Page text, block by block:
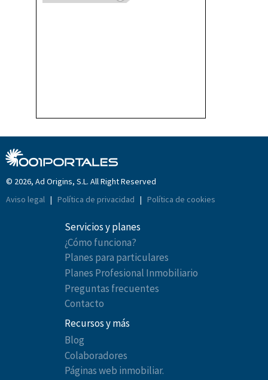
© 2026, Ad Origins, S.L. All Right Reserved
Aviso legal | Política de privacidad | Política de cookies
Servicios y planes
¿Cómo funciona?
Planes para particulares
Planes Profesional Inmobiliario
Preguntas frecuentes
Contacto
Recursos y más
Blog
Colaboradores
Páginas web inmobiliar.